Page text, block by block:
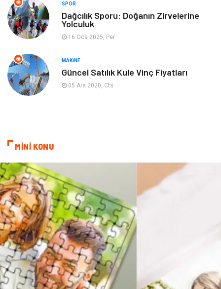
İnternet
Telekomünikasyon
Ambalaj
Bitkisel Ürünler
SPOR
Dağcılık Sporu: Doğanın Zirvelerine
Yolculuk
16 Oca 2025, Per
MAKINE
Güncel Satılık Kule Vinç Fiyatları
05 Ara 2020, Cts
MİNİ KONU